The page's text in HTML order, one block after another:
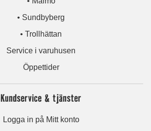
• Sundbyberg
• Trollhättan
Service i varuhusen
Öppettider
Kundservice & tjänster
Logga in på Mitt konto